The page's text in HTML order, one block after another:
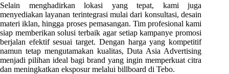
Selain menghadirkan lokasi yang tepat, kami juga
menyediakan layanan terintegrasi mulai dari konsultasi, desain
materi iklan, hingga proses pemasangan. Tim profesional kami
siap memberikan solusi terbaik agar setiap kampanye promosi
berjalan efektif sesuai target. Dengan harga yang kompetitif
namun tetap mengutamakan kualitas, Duta Asia Advertising
menjadi pilihan ideal bagi brand yang ingin memperkuat citra
dan meningkatkan eksposur melalui billboard di Tebo.